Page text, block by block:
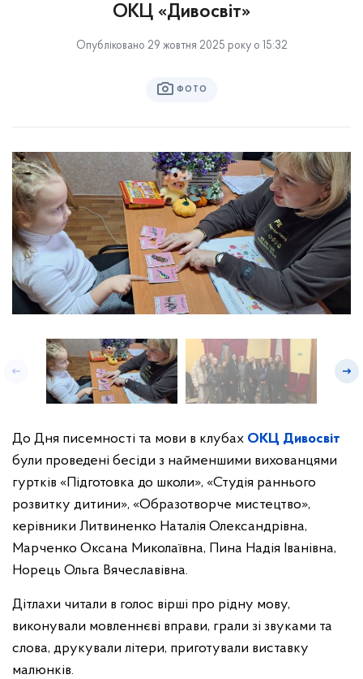
ОКЦ «Дивосвіт»
Опубліковано 29 жовтня 2025 року о 15:32
ФОТО
До Дня писемності та мови в клубах ОКЦ Дивосвіт
були проведені бесіди з найменшими вихованцями
гуртків «Підготовка до школи», «Студія раннього
розвитку дитини», «Образотворче мистецтво»,
керівники Литвиненко Наталія Олександрівна,
Марченко Оксана Миколаївна, Пина Надія Іванівна,
Норець Ольга Вячеславівна.
Дітлахи читали в голос вірші про рідну мову,
виконували мовленнєві вправи, грали зі звуками та
слова, друкували літери, приготували виставку
малюнків.